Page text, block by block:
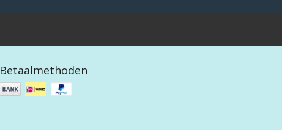
Betaalmethoden